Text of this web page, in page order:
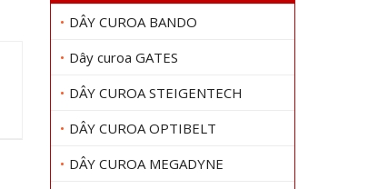
DÂY CUROA BANDO
Dây curoa GATES
DÂY CUROA STEIGENTECH
DÂY CUROA OPTIBELT
DÂY CUROA MEGADYNE